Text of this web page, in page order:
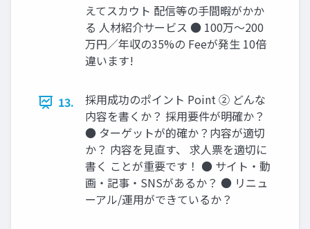
えてスカウト 配信等の⼿間暇がかか
る ⼈材紹介サービス ● 100万〜200
万円∕年収の35%の Feeが発⽣ 10倍
違います!
13.
採⽤成功のポイント Point ② どんな
内容を書くか？ 採⽤要件が明確か？
● ターゲットが的確か？内容が適切
か？ 内容を⾒直す、 求⼈票を適切に
書く ことが重要です！ ● サイト‧動
画‧記事‧SNSがあるか？ ● リニュ
ーアル/運⽤ができているか？